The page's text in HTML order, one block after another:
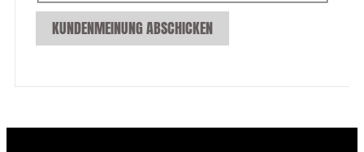
KUNDENMEINUNG ABSCHICKEN